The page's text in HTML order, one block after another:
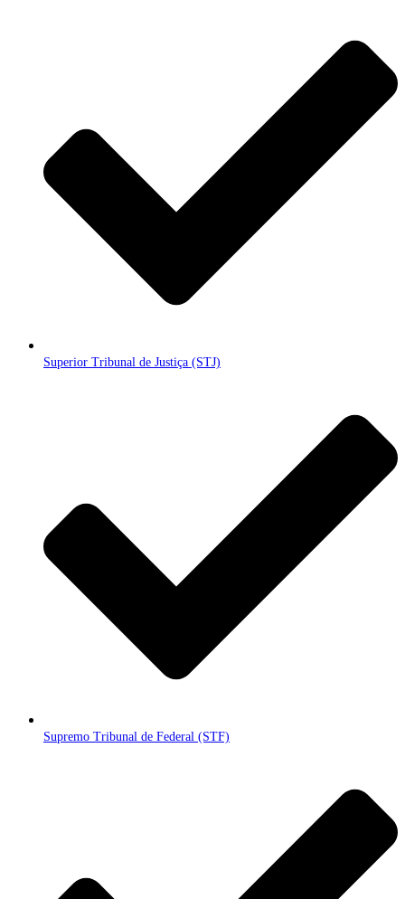
Superior Tribunal de Justiça (STJ)
Supremo Tribunal de Federal (STF)